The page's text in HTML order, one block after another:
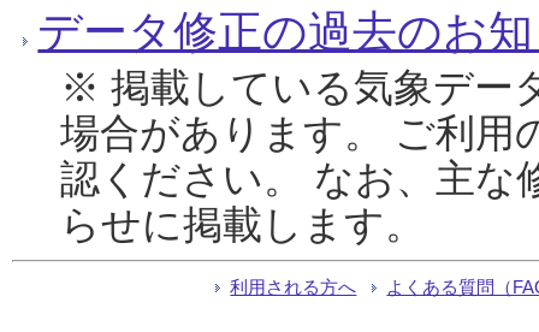
データ修正の過去のお
※ 掲載している気象デー
場合があります。 ご利用
認ください。 なお、主な
らせに掲載します。
利用される方へ よくある質問（